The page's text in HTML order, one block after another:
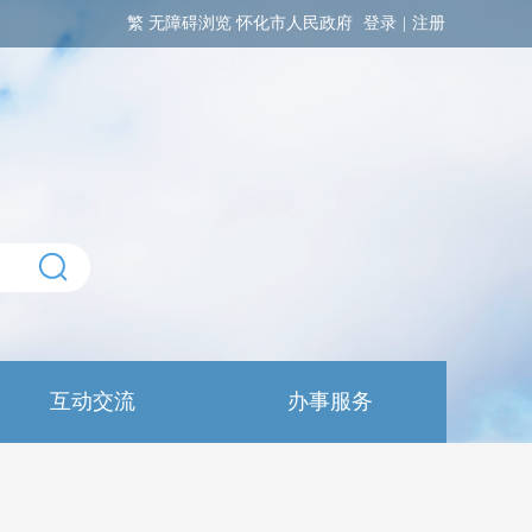
繁 无障碍浏览 怀化市人民政府 登录 注册
互动交流 办事服务